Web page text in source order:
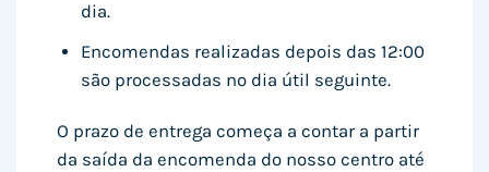
dia.
Encomendas realizadas depois das 12:00
são processadas no dia útil seguinte.
O prazo de entrega começa a contar a partir
da saída da encomenda do nosso centro até